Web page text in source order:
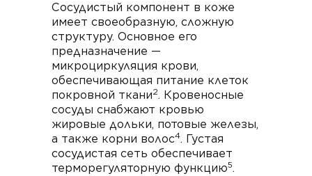
Сосудистый компонент в коже
имеет своеобразную, сложную
структуру. Основное его
предназначение —
микроциркуляция крови,
обеспечивающая питание клеток
покровной ткани2. Кровеносные
сосуды снабжают кровью
жировые дольки, потовые железы,
а также корни волос4. Густая
сосудистая сеть обеспечивает
терморегуляторную функцию5.